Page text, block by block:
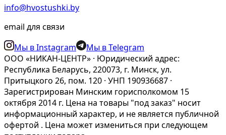
info@hvostushki.by
email для связи
Мы в Instagram
Мы в Telegram
ООО «НИКАН-ЦЕНТР» · Юридический адрес:
Республика Беларусь, 220073, г. Минск, ул.
Притыцкого 26, пом. 120 · УНП 190936687 ·
Зарегистрирован Минским горисполкомом 15
октября 2014 г. Цена на товары "под заказ" носит
информационный характер, и не является публичной
офертой . Цена может измениться при следующем